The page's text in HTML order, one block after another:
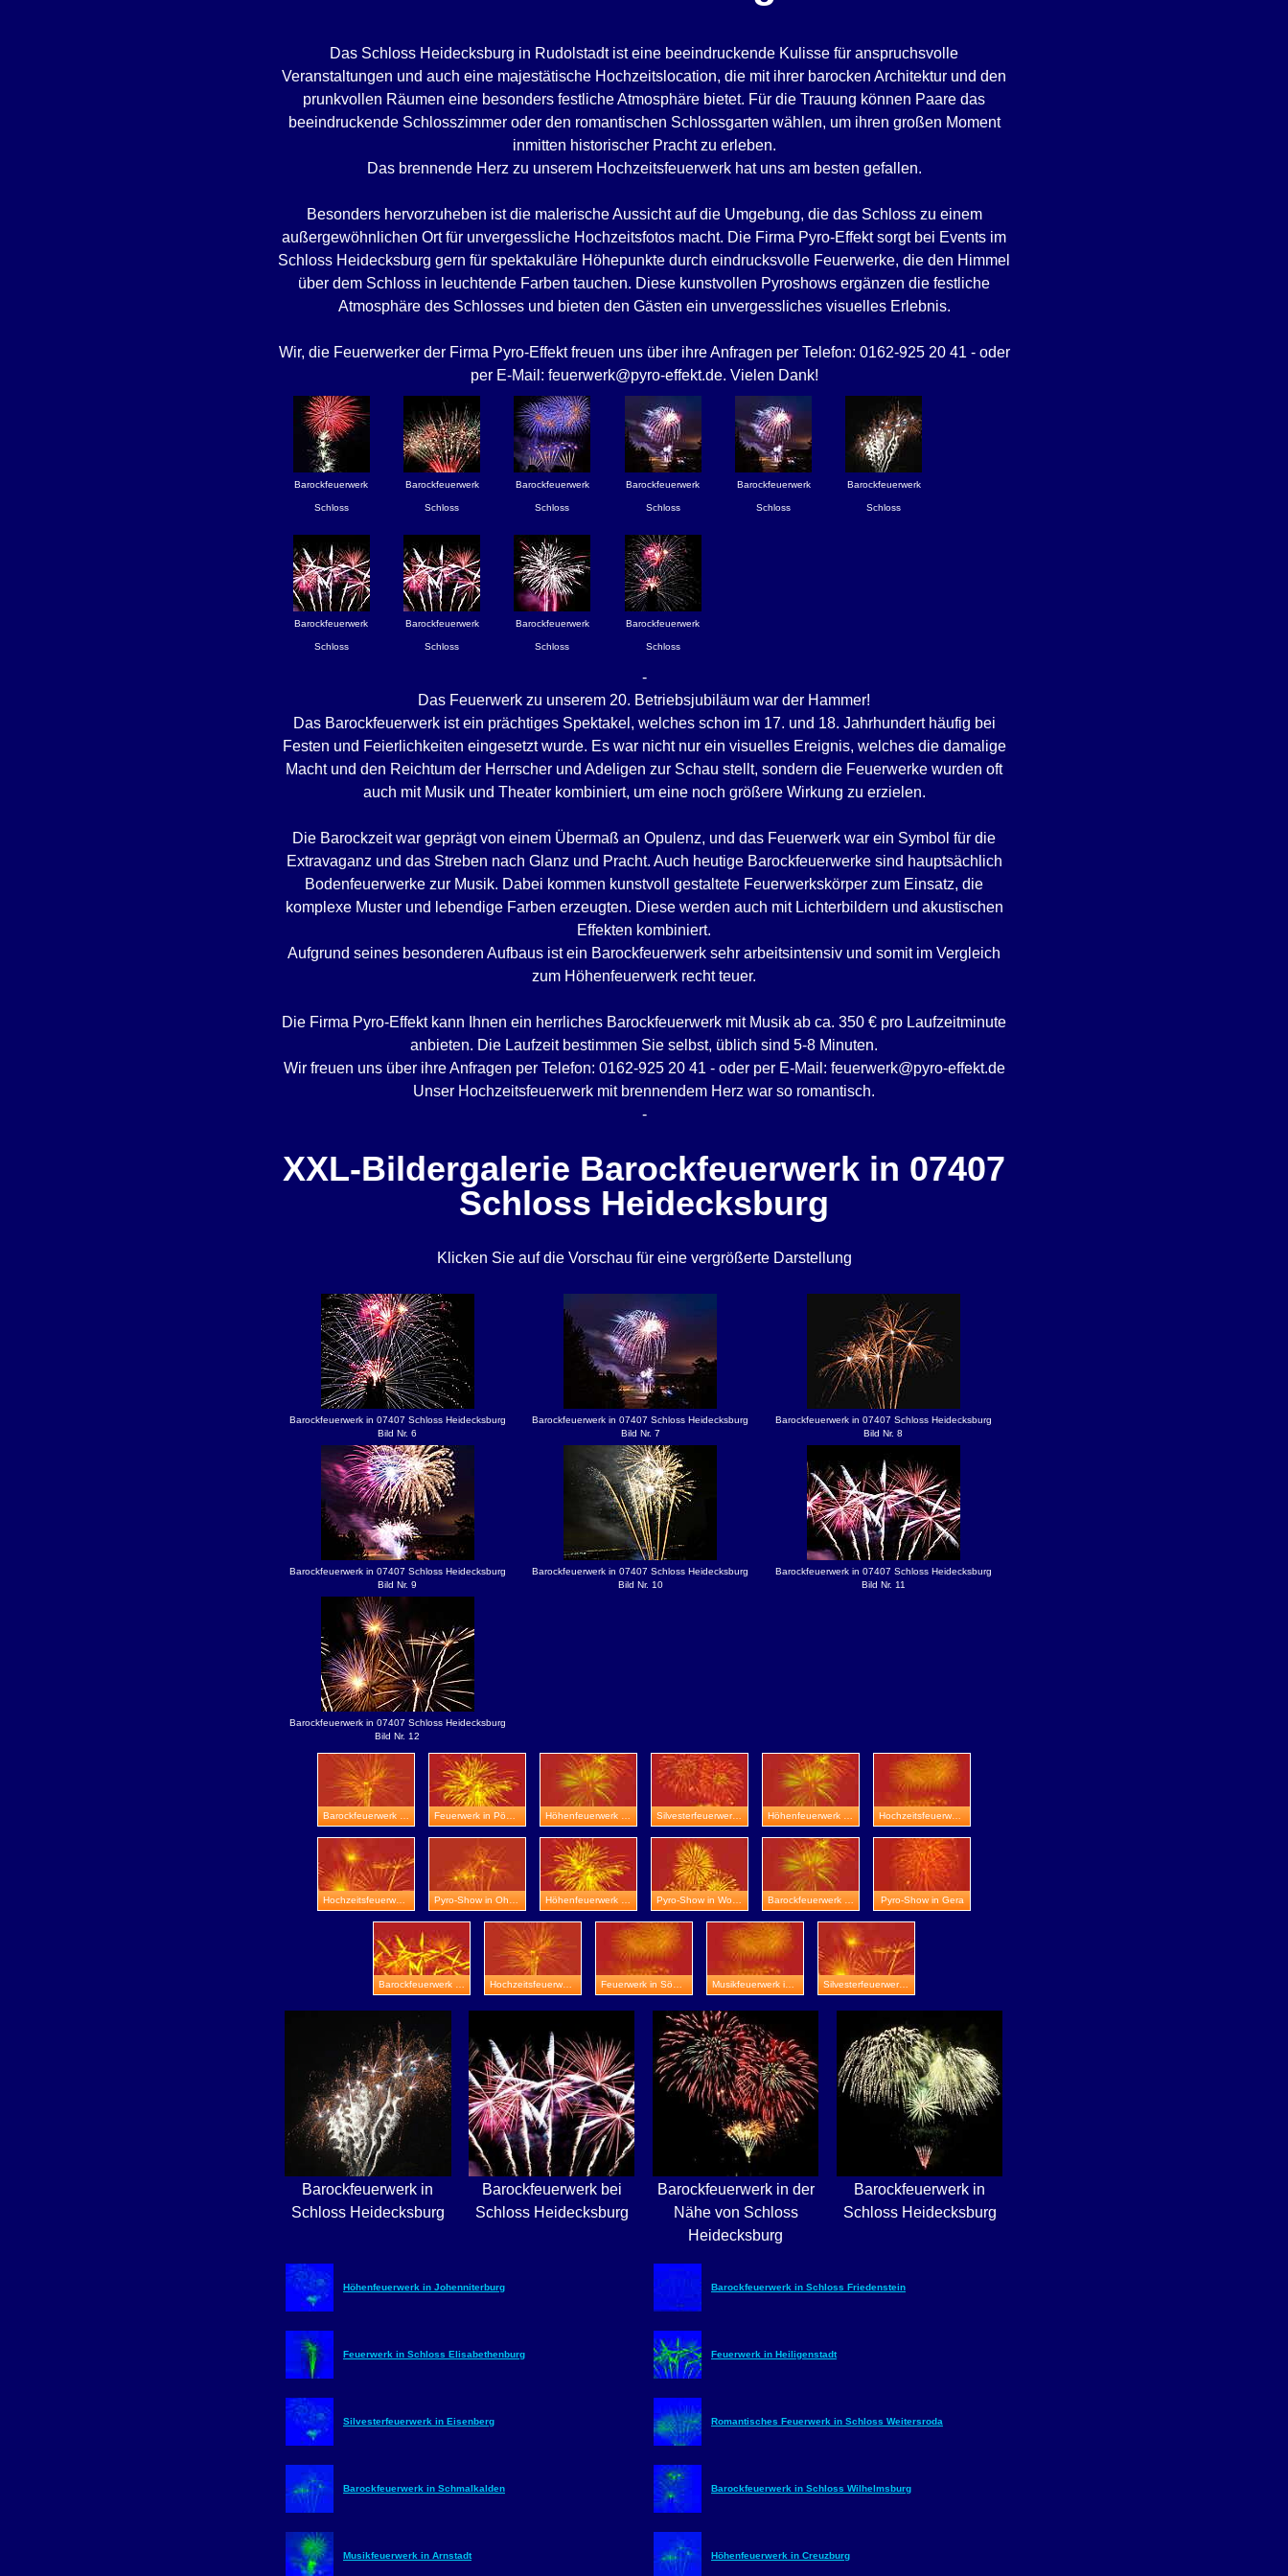
Das Schloss Heidecksburg in Rudolstadt ist eine beeindruckende Kulisse für anspruchsvolle
Veranstaltungen und auch eine majestätische Hochzeitslocation, die mit ihrer barocken Architektur und den
prunkvollen Räumen eine besonders festliche Atmosphäre bietet. Für die Trauung können Paare das
beeindruckende Schlosszimmer oder den romantischen Schlossgarten wählen, um ihren großen Moment
inmitten historischer Pracht zu erleben.
Das brennende Herz zu unserem Hochzeitsfeuerwerk hat uns am besten gefallen.
Besonders hervorzuheben ist die malerische Aussicht auf die Umgebung, die das Schloss zu einem
außergewöhnlichen Ort für unvergessliche Hochzeitsfotos macht. Die Firma Pyro-Effekt sorgt bei Events im
Schloss Heidecksburg gern für spektakuläre Höhepunkte durch eindrucksvolle Feuerwerke, die den Himmel
über dem Schloss in leuchtende Farben tauchen. Diese kunstvollen Pyroshows ergänzen die festliche
Atmosphäre des Schlosses und bieten den Gästen ein unvergessliches visuelles Erlebnis.
Wir, die Feuerwerker der Firma Pyro-Effekt freuen uns über ihre Anfragen per Telefon: 0162-925 20 41 - oder
per E-Mail: feuerwerk@pyro-effekt.de. Vielen Dank!
Barockfeuerwerk
Schloss
Barockfeuerwerk
Schloss
Barockfeuerwerk
Schloss
Barockfeuerwerk
Schloss
Barockfeuerwerk
Schloss
Barockfeuerwerk
Schloss
Barockfeuerwerk
Schloss
Barockfeuerwerk
Schloss
Barockfeuerwerk
Schloss
Barockfeuerwerk
Schloss
-
Das Feuerwerk zu unserem 20. Betriebsjubiläum war der Hammer!
Das Barockfeuerwerk ist ein prächtiges Spektakel, welches schon im 17. und 18. Jahrhundert häufig bei
Festen und Feierlichkeiten eingesetzt wurde. Es war nicht nur ein visuelles Ereignis, welches die damalige
Macht und den Reichtum der Herrscher und Adeligen zur Schau stellt, sondern die Feuerwerke wurden oft
auch mit Musik und Theater kombiniert, um eine noch größere Wirkung zu erzielen.
Die Barockzeit war geprägt von einem Übermaß an Opulenz, und das Feuerwerk war ein Symbol für die
Extravaganz und das Streben nach Glanz und Pracht. Auch heutige Barockfeuerwerke sind hauptsächlich
Bodenfeuerwerke zur Musik. Dabei kommen kunstvoll gestaltete Feuerwerkskörper zum Einsatz, die
komplexe Muster und lebendige Farben erzeugten. Diese werden auch mit Lichterbildern und akustischen
Effekten kombiniert.
Aufgrund seines besonderen Aufbaus ist ein Barockfeuerwerk sehr arbeitsintensiv und somit im Vergleich
zum Höhenfeuerwerk recht teuer.
Die Firma Pyro-Effekt kann Ihnen ein herrliches Barockfeuerwerk mit Musik ab ca. 350 € pro Laufzeitminute
anbieten. Die Laufzeit bestimmen Sie selbst, üblich sind 5-8 Minuten.
Wir freuen uns über ihre Anfragen per Telefon: 0162-925 20 41 - oder per E-Mail: feuerwerk@pyro-effekt.de
Unser Hochzeitsfeuerwerk mit brennendem Herz war so romantisch.
-
XXL-Bildergalerie Barockfeuerwerk in 07407
Schloss Heidecksburg
Klicken Sie auf die Vorschau für eine vergrößerte Darstellung
Barockfeuerwerk in 07407 Schloss Heidecksburg
Bild Nr. 6
Barockfeuerwerk in 07407 Schloss Heidecksburg
Bild Nr. 7
Barockfeuerwerk in 07407 Schloss Heidecksburg
Bild Nr. 8
Barockfeuerwerk in 07407 Schloss Heidecksburg
Bild Nr. 9
Barockfeuerwerk in 07407 Schloss Heidecksburg
Bild Nr. 10
Barockfeuerwerk in 07407 Schloss Heidecksburg
Bild Nr. 11
Barockfeuerwerk in 07407 Schloss Heidecksburg
Bild Nr. 12
Barockfeuerwerk in Bad Salzungen Feuerwerk in Pößneck Höhenfeuerwerk in Wasserburg Heldrungen Silvesterfeuerwerk in Schloss Beichlingen Höhenfeuerwerk in Mühlhausen Hochzeitsfeuerwerk in Burg Greifenstein
Hochzeitsfeuerwerk in Zeitz Pyro-Show in Ohrdruf Höhenfeuerwerk in Schloss Sondershausen Pyro-Show in Worbis Barockfeuerwerk in Stadtroda Pyro-Show in Gera
Barockfeuerwerk in Bad Frankenhausen Hochzeitsfeuerwerk in Erfurt Feuerwerk in Sömmerda Musikfeuerwerk in Ilmenau Silvesterfeuerwerk in Nordhausen
Barockfeuerwerk in
Schloss Heidecksburg
Barockfeuerwerk bei
Schloss Heidecksburg
Barockfeuerwerk in der
Nähe von Schloss
Heidecksburg
Barockfeuerwerk in
Schloss Heidecksburg
Höhenfeuerwerk in Johenniterburg Barockfeuerwerk in Schloss Friedenstein
Feuerwerk in Schloss Elisabethenburg Feuerwerk in Heiligenstadt
Silvesterfeuerwerk in Eisenberg Romantisches Feuerwerk in Schloss Weitersroda
Barockfeuerwerk in Schmalkalden Barockfeuerwerk in Schloss Wilhelmsburg
Musikfeuerwerk in Arnstadt Höhenfeuerwerk in Creuzburg